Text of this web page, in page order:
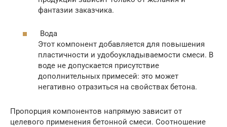
фантазии заказчика.
Вода
Этот компонент добавляется для повышения
пластичности и удобоукладываемости смеси. В
воде не допускается присутствие
дополнительных примесей: это может
негативно отразиться на свойствах бетона.
Пропорция компонентов напрямую зависит от
целевого применения бетонной смеси. Соотношение